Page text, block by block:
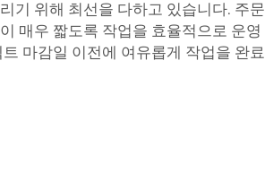
기 위해 최선을 다하고 있습니다. 주문
매우 짧도록 작업을 효율적으로 운영
마감일 이전에 여유롭게 작업을 완료